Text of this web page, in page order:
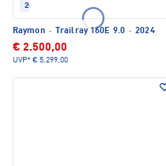
2024
Raymon · Trailray 160E 9.0 · 2024
€ 2.500,00
UVP* € 5.299,00